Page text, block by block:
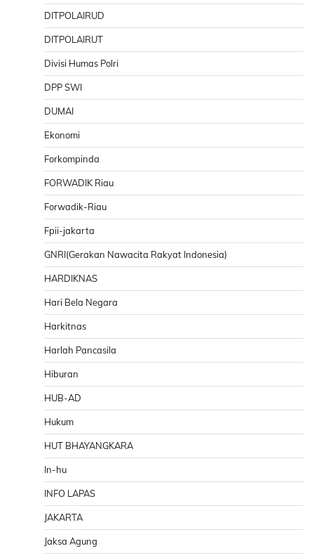
DITPOLAIRUD
DITPOLAIRUT
Divisi Humas Polri
DPP SWI
DUMAI
Ekonomi
Forkompinda
FORWADIK Riau
Forwadik-Riau
Fpii-jakarta
GNRI(Gerakan Nawacita Rakyat Indonesia)
HARDIKNAS
Hari Bela Negara
Harkitnas
Harlah Pancasila
Hiburan
HUB-AD
Hukum
HUT BHAYANGKARA
In-hu
INFO LAPAS
JAKARTA
Jaksa Agung